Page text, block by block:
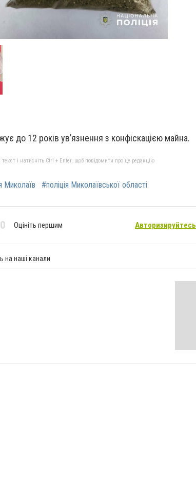
до 12 років ув’язнення з конфіскацією майна.
і натисніть Ctrl + Enter, щоб повідомити про це редакцію
Миколаїв #поліція Миколаївської області
Оцініть першим Авторизируйтесь
на наші канали